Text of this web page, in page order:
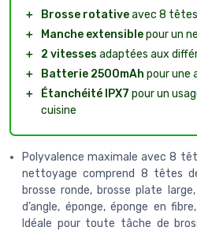
＋ Brosse rotativeavec 8
＋
Manche extensiblepour un
＋
2 vitesses adaptées aux
＋
Batterie 2500mAh pour une
＋
Étanchéité IPX7 pour un
cuisine
Polyvalence maximale avec 8
nettoyage comprend 8 têtes
brosse ronde, brosse plate
d’angle, éponge, éponge en
Idéale pour toute tâche de